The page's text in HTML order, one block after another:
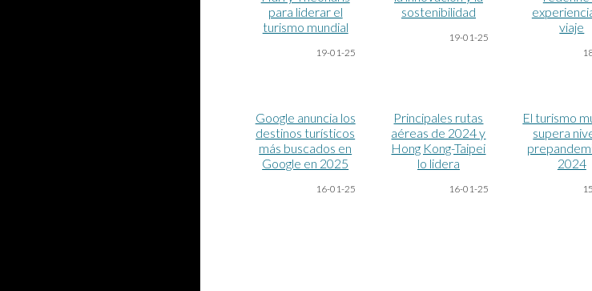
para liderar el
turismo mundial
19-01-25
sostenibilidad
19-01-25
viaje
Google anuncia los
destinos turísticos
más buscados en
Google en 2025
16-01-25
Principales rutas
aéreas de 2024 y
Hong Kong-Taipei
lo lidera
16-01-25
El turismo
supera
2024